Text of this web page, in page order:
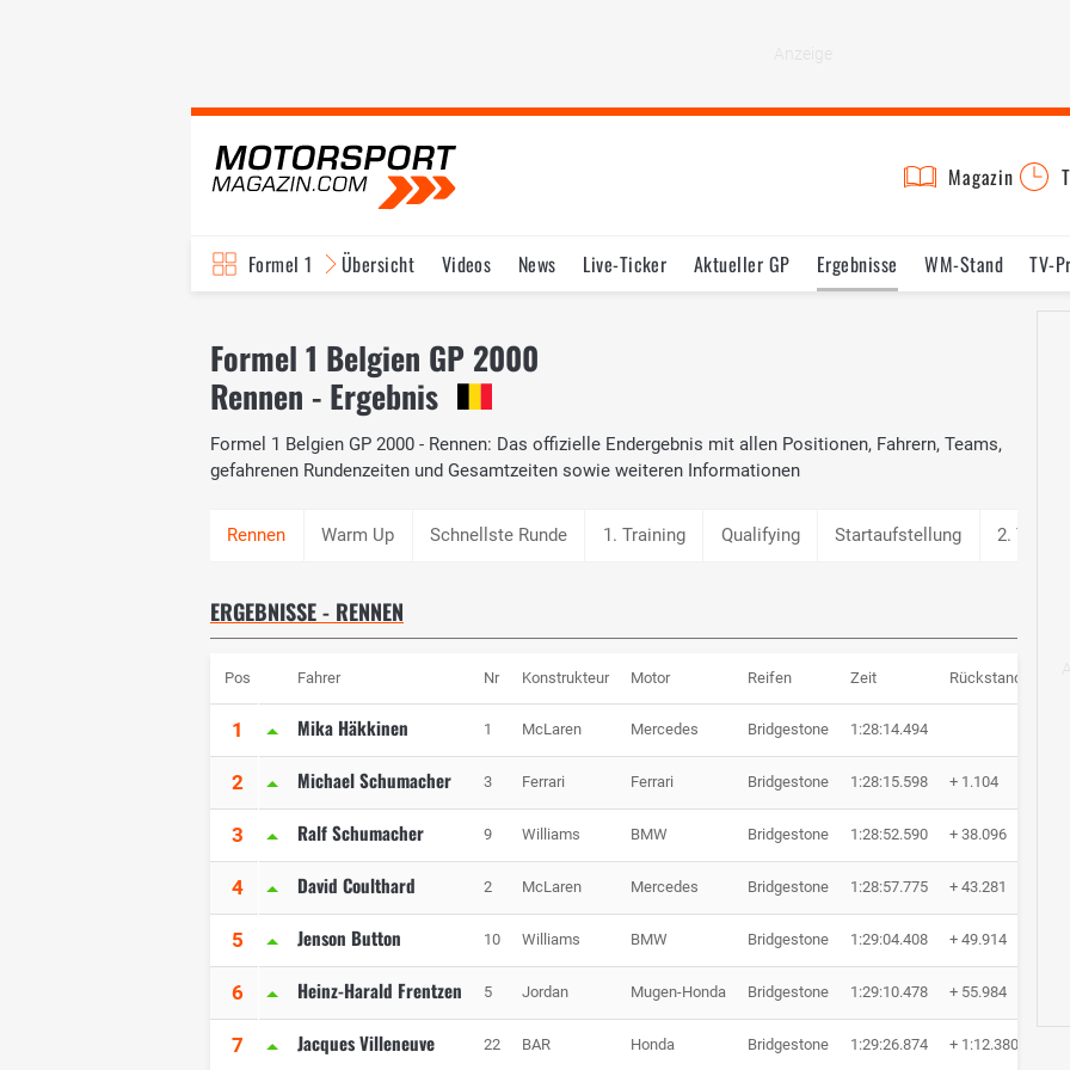
Magazin
Formel 1 Übersicht Videos News Live-Ticker Aktueller GP Ergebnisse WM-Stand TV-
Formel 1 Belgien GP 2000
Rennen - Ergebnis
Formel 1 Belgien GP 2000 - Rennen: Das offizielle Endergebnis mit allen Positionen, Fahrern, Teams,
gefahrenen Rundenzeiten und Gesamtzeiten sowie weiteren Informationen
Warm Up Schnellste Runde 1. Training Qualifying Startaufstellung 2. Training
ERGEBNISSE - RENNEN
Pos Fahrer Nr Konstrukteur Motor Reifen Zeit Rückstand
1 Mika Häkkinen 1 McLaren Mercedes Bridgestone 1:28:14.494
2 Michael Schumacher 3 Ferrari Ferrari Bridgestone 1:28:15.598 + 1.104
3 Ralf Schumacher 9 Williams BMW Bridgestone 1:28:52.590 + 38.096
4 David Coulthard 2 McLaren Mercedes Bridgestone 1:28:57.775 + 43.281
5 Jenson Button 10 Williams BMW Bridgestone 1:29:04.408 + 49.914
6 Heinz-Harald Frentzen 5 Jordan Mugen-Honda Bridgestone 1:29:10.478 + 55.984
7 Jacques Villeneuve 22 BAR Honda Bridgestone 1:29:26.874 + 1:12.380